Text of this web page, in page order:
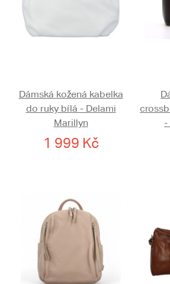
Dámská kožená kabelka
do ruky bílá - Delami
Marillyn
1 999 Kč
-